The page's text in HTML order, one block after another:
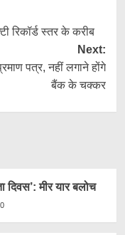
रिकॉर्ड स्तर के करीब
Next:
पत्र, नहीं लगाने होंगे
बैंक के चक्कर
दिवस’: मीर यार बलोच
0